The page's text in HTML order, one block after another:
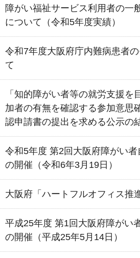
障がい福祉サービス利用者の一
について（令和5年度実績）
令和7年度大阪府庁内難病患者
て
「知的障がい者等の就労支援
加者の有無を確認する参加意思
認申請書の提出を求める公示の
令和5年度 第2回大阪府障がい
の開催（令和6年3月19日）
大阪府「ハートフルオフィス
平成25年度 第1回大阪府障がい
の開催（平成25年5月14日）